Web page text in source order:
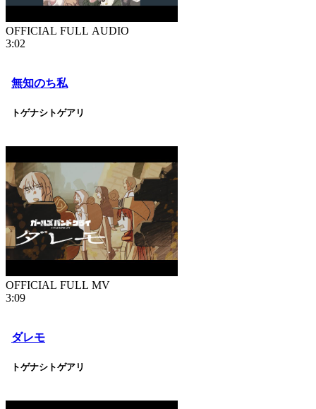
OFFICIAL FULL AUDIO
3:02
無知のち私
トゲナシトゲアリ
OFFICIAL FULL MV
3:09
ダレモ
トゲナシトゲアリ